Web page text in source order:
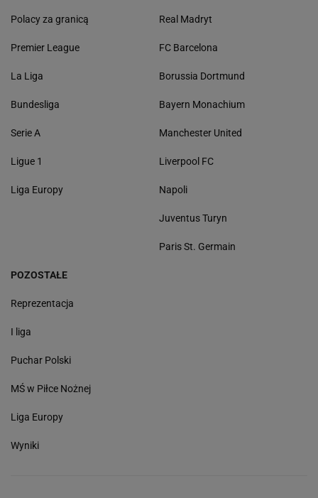
Polacy za granicą
Premier League
La Liga
Bundesliga
Serie A
Ligue 1
Liga Europy
Real Madryt
FC Barcelona
Borussia Dortmund
Bayern Monachium
Manchester United
Liverpool FC
Napoli
Juventus Turyn
Paris St. Germain
POZOSTAŁE
Reprezentacja
I liga
Puchar Polski
MŚ w Piłce Nożnej
Liga Europy
Wyniki